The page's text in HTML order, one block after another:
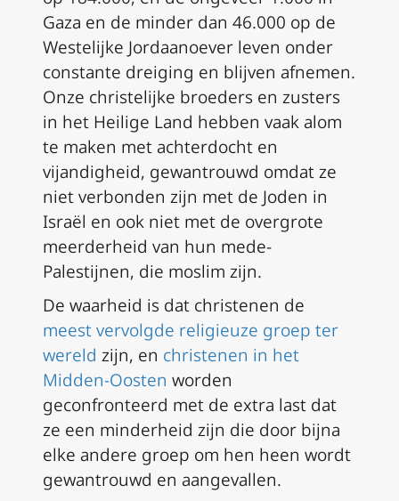
Gaza en de minder dan 46.000 op de
Westelijke Jordaanoever leven onder
constante dreiging en blijven afnemen.
Onze christelijke broeders en zusters
in het Heilige Land hebben vaak alom
te maken met achterdocht en
vijandigheid, gewantrouwd omdat ze
niet verbonden zijn met de Joden in
Israël en ook niet met de overgrote
meerderheid van hun mede-
Palestijnen, die moslim zijn.
De waarheid is dat christenen de
meest vervolgde religieuze groep ter
wereld zijn, en christenen in het
Midden-Oosten worden
geconfronteerd met de extra last dat
ze een minderheid zijn die door bijna
elke andere groep om hen heen wordt
gewantrouwd en aangevallen.